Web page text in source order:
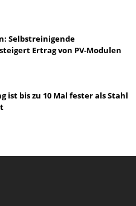
Selbstreinigende
Ertrag von PV-Modulen
ist bis zu 10 Mal fester als Stahl